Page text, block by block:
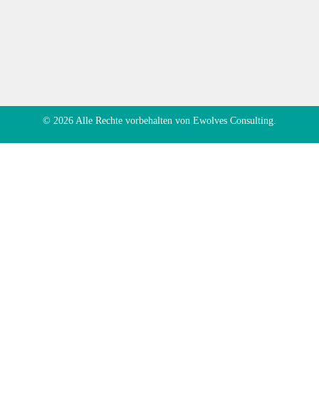
© 2026 Alle Rechte vorbehalten von Ewolves Consulting.